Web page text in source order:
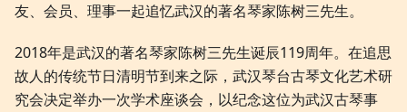
友、会员、理事一起追忆武汉的著名琴家陈树三先生。
2018年是武汉的著名琴家陈树三先生诞辰119周年。在追思
故人的传统节日清明节到来之际，武汉琴台古琴文化艺术研
究会决定举办一次学术座谈会，以纪念这位为武汉古琴事